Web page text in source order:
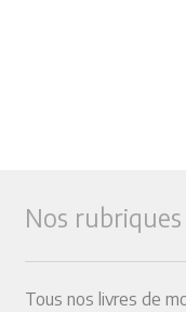
Nos rubriques
Tous nos livres de